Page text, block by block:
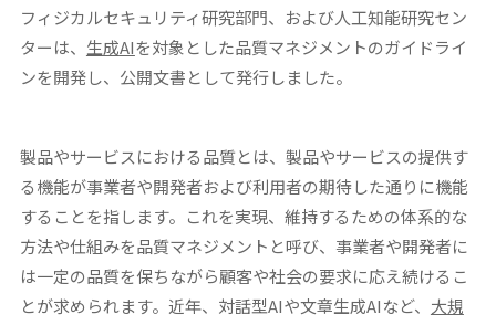
フィジカルセキュリティ研究部門、および人工知能研究セン
ターは、 生成AIを対象とした品質マネジメントのガイドライ
ンを開発し、公開文書として発行しました。
製品やサービスにおける品質とは、製品やサービスの提供す
る機能が事業者や開発者および利用者の期待した通りに機能
することを指します。これを実現、維持するための体系的な
方法や仕組みを品質マネジメントと呼び、事業者や開発者に
は一定の品質を保ちながら顧客や社会の要求に応え続けるこ
とが求められます。近年、対話型AIや文章生成AIなど、 大規